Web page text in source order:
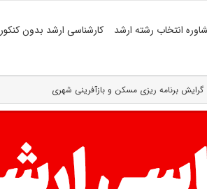
انتخاب رشته ارشد کارشناسی ارشد بدون کنکور
گرایش برنامه ریزی مسکن و بازآفرینی شهری